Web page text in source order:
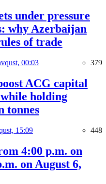
under pressure
why Azerbaijan
of trade
00:03 379
ACG capital
holding
tonnes
15:09 448
4:00 p.m. on
on August 6,